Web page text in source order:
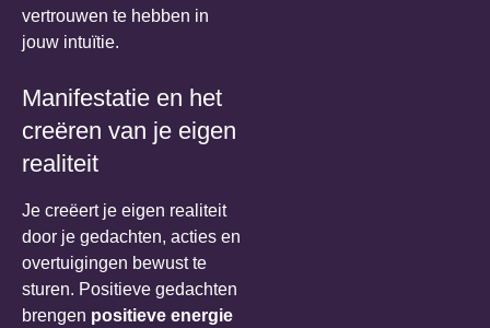
vertrouwen te hebben in
jouw intuïtie.
Manifestatie en het
creëren van je eigen
realiteit
Je creëert je eigen realiteit
door je gedachten, acties en
overtuigingen bewust te
sturen. Positieve gedachten
brengen positieve energie